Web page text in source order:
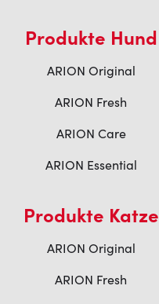
Produkte Hund
ARION Original
ARION Fresh
ARION Care
ARION Essential
Produkte Katze
ARION Original
ARION Fresh